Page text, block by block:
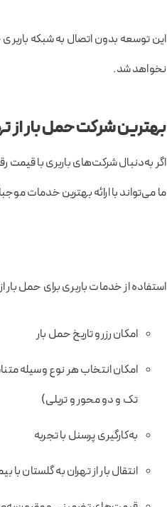
این توسعه بدون اتصال به شبکه
نخواهد شد.
بهترین شرکت حمل بار از
اگر به‌دنبال شرکت‌های باربری با قیمت
ما می‌تواند با ارائه بهترین خدمات
استفاده از خدمات باربری برای حمل بار
امکان رزرو تاریخ حمل بار
امکان انتخاب هر نوع وسیله
تک و دو محور و تریلی)
به‌کارگیری پرسنل با تجربه
انتقال بار از تهران به گلستان با